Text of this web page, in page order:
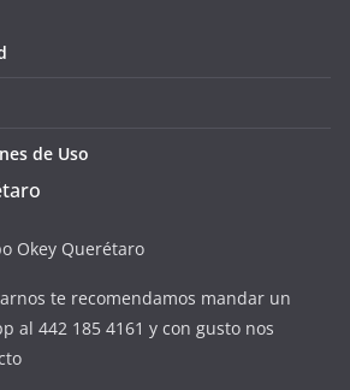
de Uso
Okey Querétaro
te recomendamos mandar un
al 442 185 4161 y con gusto nos